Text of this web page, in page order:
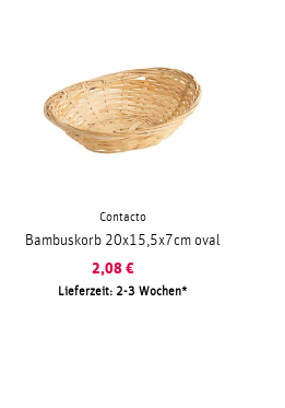
Contacto
Bambuskorb 20x15,5x7cm oval
2,08 €
Lieferzeit: 2-3 Wochen